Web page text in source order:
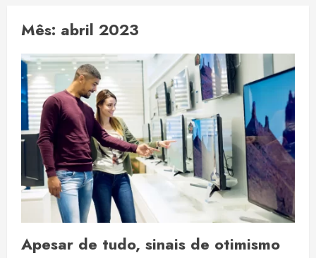
Mês: abril 2023
Apesar de tudo, sinais de otimismo